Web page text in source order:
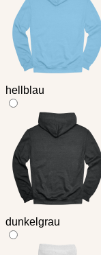
hellblau
dunkelgrau